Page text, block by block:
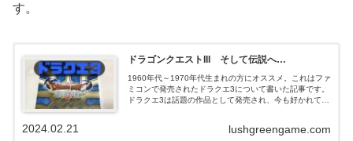
す。
ドラゴンクエストIII そして伝説へ…
1960年代～1970年代生まれの方にオススメ。これはファ
ミコンで発売されたドラクエ3について書いた記事です。
ドラクエ3は話題の作品として発売され、今も好かれてい
lushgreengame.com
2024.02.21